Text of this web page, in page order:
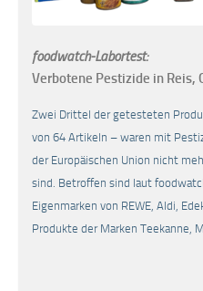
foodwatch-Labortest:
Verbotene Pestizide in Reis,
Zwei Drittel der getesteten
von 64 Artikeln – waren mit
der Europäischen Union nicht
sind. Betroffen sind laut
Eigenmarken von REWE, Aldi,
Produkte der Marken Teekanne,